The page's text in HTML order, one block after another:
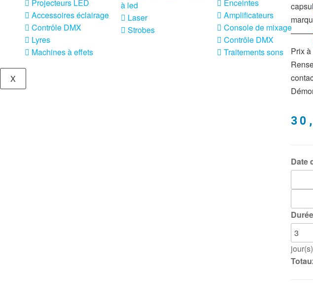
Projecteurs LED
Accessoires éclairage
Contrôle DMX
Lyres
Machines à effets
à led
Laser
Strobes
Enceintes
Amplificateurs
Console de mixage
Contrôle DMX
Traitements sons
X
Prix
Date
Durée
jour(s)